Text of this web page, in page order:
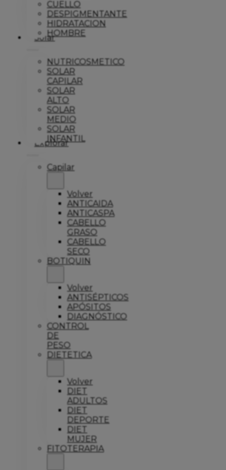
CUELLO
DESPIGMENTANTE
HIDRATACION
HOMBRE
Solar
NUTRICOSMETICO
SOLAR
CAPILAR
SOLAR
ALTO
SOLAR
MEDIO
SOLAR
INFANTIL
Explorar
Capilar
Volver
ANTICAIDA
ANTICASPA
CABELLO
GRASO
CABELLO
SECO
BOTIQUIN
Volver
ANTISÉPTICOS
APÓSITOS
DIAGNÓSTICO
CONTROL
DE
PESO
DIETETICA
Volver
DIET
ADULTOS
DIET
DEPORTE
DIET
MUJER
FITOTERAPIA